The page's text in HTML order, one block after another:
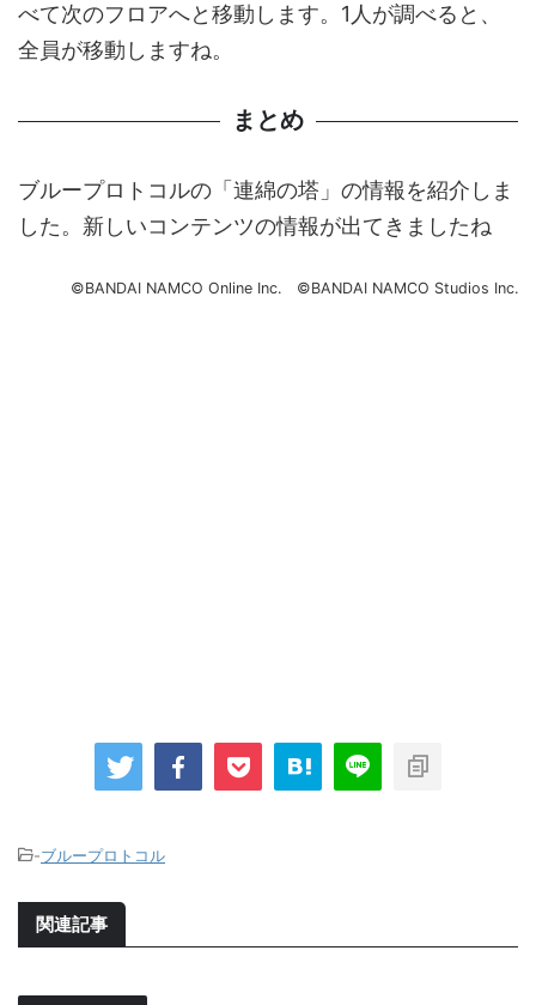
べて次のフロアへと移動します。1人が調べると、
全員が移動しますね。
まとめ
ブループロトコルの「連綿の塔」の情報を紹介しま
した。新しいコンテンツの情報が出てきましたね
©BANDAI NAMCO Online Inc. ©BANDAI NAMCO Studios Inc.
-ブループロトコル
関連記事